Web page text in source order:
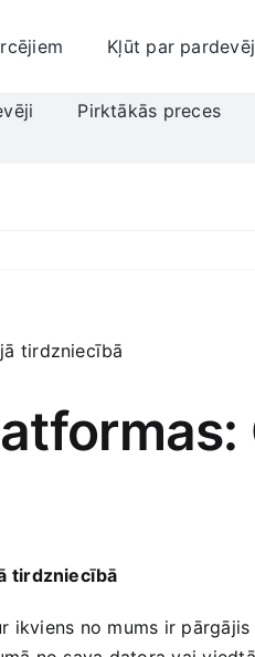
Kļūt par
Pirktākās preces
tirdzniecībā
ikviens no mums ​ir